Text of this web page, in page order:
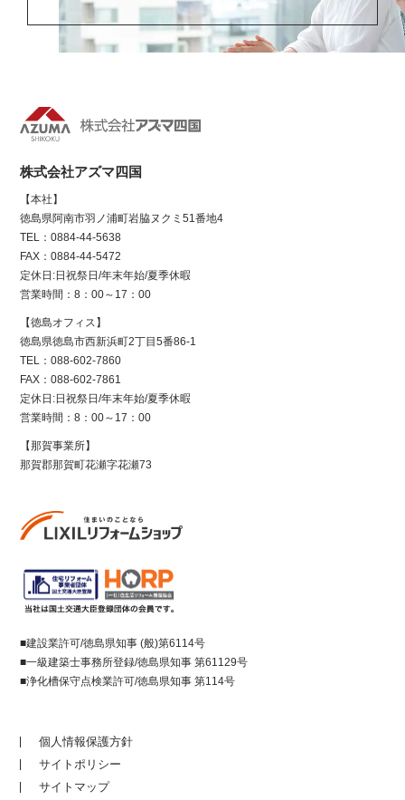
株式会社アズマ四国
【本社】
徳島県阿南市羽ノ浦町岩脇ヌクミ51番地4
TEL：0884-44-5638
FAX：0884-44-5472
定休日:日祝祭日/年末年始/夏季休暇
営業時間：8：00～17：00
【徳島オフィス】
徳島県徳島市西新浜町2丁目5番86-1
TEL：088-602-7860
FAX：088-602-7861
定休日:日祝祭日/年末年始/夏季休暇
営業時間：8：00～17：00
【那賀事業所】
那賀郡那賀町花瀬字花瀬73
■建設業許可/徳島県知事 (般)第6114号
■一級建築士事務所登録/徳島県知事 第61129号
■浄化槽保守点検業許可/徳島県知事 第114号
個人情報保護方針
サイトポリシー
サイトマップ